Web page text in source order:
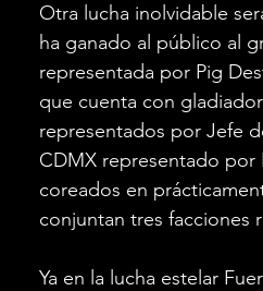
Otra lucha inolvidable
ha ganado al público al
representada por Pig
que cuenta con
representados por Jefe
CDMX representado por
coreados en
conjuntan tres facciones
Ya en la lucha estelar